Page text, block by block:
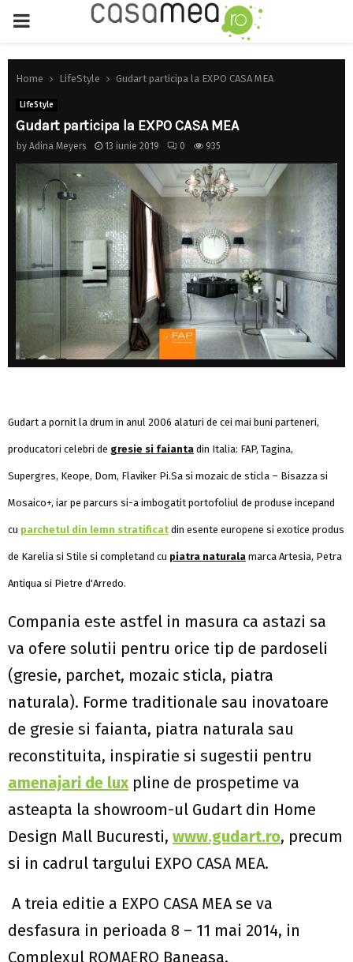
PRIMARY
MENU
Home LifeStyle Gudart participa la EXPO CASA MEA
LifeStyle
Gudart participa la EXPO CASA MEA
by Adina Meyers 13 iunie 2019 0 935
Gudart a pornit la drum in anul 2006 alaturi de cei mai buni parteneri,
producatori celebri de gresie si faianta din Italia: FAP, Tagina,
Supergres, Keope, Dom, Flaviker Pi.Sa si mozaic de sticla – Bisazza si
Mosaico+, iar pe parcurs si-a imbogatit portofoliul de produse incepand
cu parchetul din lemn stratificat din esente europene si exotice produs
de Karelia si Stile si completand cu piatra naturala marca Artesia, Petra
Antiqua si Pietre d'Arredo.
Compania este astfel in masura ca astazi sa
va ofere solutii pentru orice tip de pardoseli
(gresie, parchet, mozaic sticla, piatra
naturala). Forme traditionale sau inovatoare
de gresie si faianta, piatra naturala sau
reconstituita, inspiratie si sugestii pentru
amenajari de luxpline de prospetime va
asteapta la showroom-ul Gudart din Home
Design Mall Bucuresti, www.gudart.ro, precum
si in cadrul targului EXPO CASA MEA.
A treia editie a EXPO CASA MEA se va
desfasura in perioada 8 – 11 mai 2014, in
Complexul ROMAERO Baneasa.